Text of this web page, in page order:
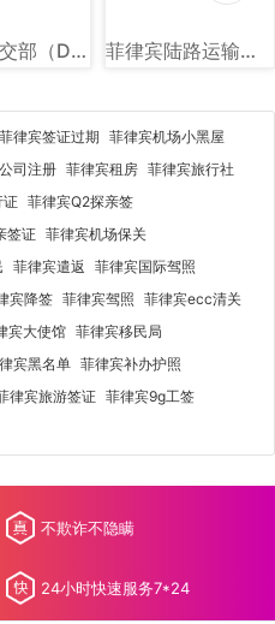
菲律宾外交部（DFA）图文讲解 菲律宾陆路运输署（LTO）图文讲解
菲律宾签证过期 菲律宾机场小黑屋
司注册 菲律宾租房 菲律宾旅行社
证 菲律宾Q2探亲签
签证 菲律宾机场保关
菲律宾遣返
菲律宾国际驾照
宾降签 菲律宾驾照 菲律宾ecc清关
宾大使馆 菲律宾移民局
宾黑名单 菲律宾补办护照
律宾旅游签证 菲律宾9g工签
不欺诈不隐瞒
24小时快速服务7*24